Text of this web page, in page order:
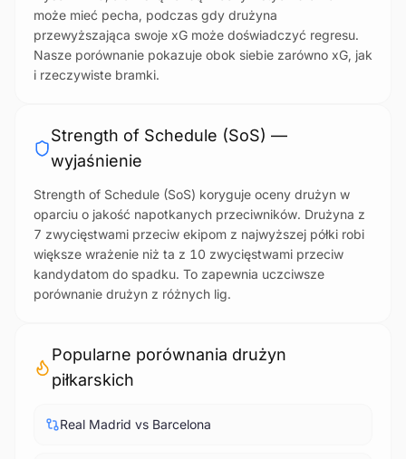
może mieć pecha, podczas gdy drużyna
przewyższająca swoje xG może doświadczyć regresu.
Nasze porównanie pokazuje obok siebie zarówno xG, jak
i rzeczywiste bramki.
Strength of Schedule (SoS) —
wyjaśnienie
Strength of Schedule (SoS) koryguje oceny drużyn w
oparciu o jakość napotkanych przeciwników. Drużyna z
7 zwycięstwami przeciw ekipom z najwyższej półki robi
większe wrażenie niż ta z 10 zwycięstwami przeciw
kandydatom do spadku. To zapewnia uczciwsze
porównanie drużyn z różnych lig.
Popularne porównania drużyn
piłkarskich
Real Madrid vs Barcelona